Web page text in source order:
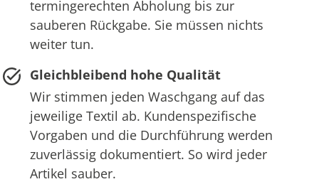
termingerechten Abholung bis zur
sauberen Rückgabe. Sie müssen nichts
weiter tun.
Gleichbleibend hohe Qualität
Wir stimmen jeden Waschgang auf das
jeweilige Textil ab. Kundenspezifische
Vorgaben und die Durchführung werden
zuverlässig dokumentiert. So wird jeder
Artikel sauber.